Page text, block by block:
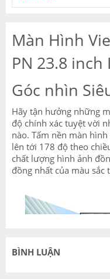
Màn Hình
PN 23.8 inch
Góc nhìn
Hãy tận hưởng những
độ chính xác tuyệt vời
nào. Tấm nền màn
lên tới 178 độ theo
chất lượng hình ảnh
đồng nhất của màu
BÌNH LUẬN